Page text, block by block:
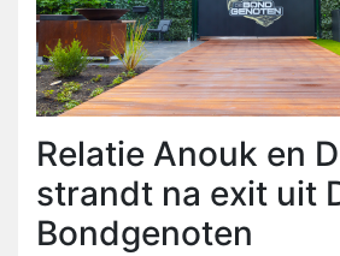
Relatie Anouk en
strandt na exit uit
Bondgenoten